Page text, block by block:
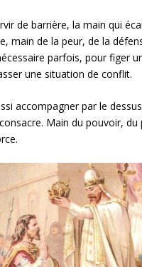
de barrière, la main qui
main de la peur, de la
parfois, pour figer
une situation de conflit.
accompagner par le
Main du pouvoir, du